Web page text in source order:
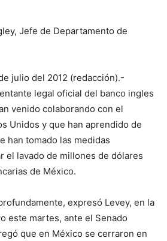
Jefe de Departamento de
julio del 2012 (redacción).-
legal oficial del banco ingles
venido colaborando con el
Unidos y que han aprendido de
han tomado las medidas
el lavado de millones de dólares
de México.
expresó Levey, en la
este martes, ante el Senado
que en México se cerraron en